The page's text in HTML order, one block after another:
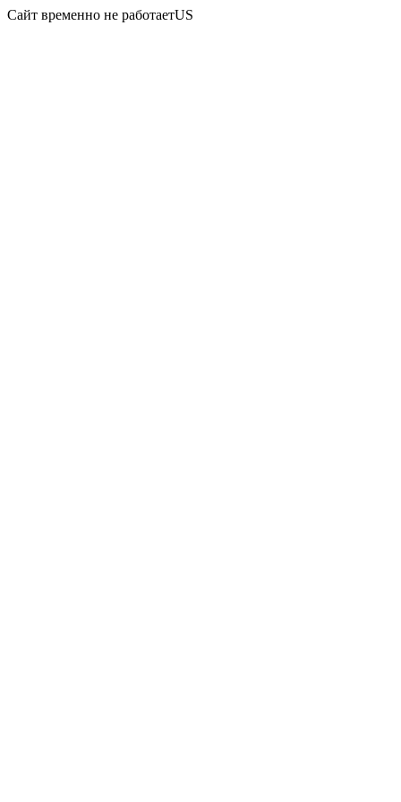
Сайт временно не работаетUS